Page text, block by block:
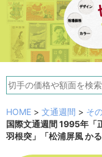
HOME > 文通週間 > そ
国際文通週間 1995年「
羽根突」「松浦屏風 かる